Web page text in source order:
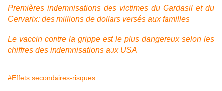
Premières indemnisations des victimes du Gardasil et du
Cervarix: des millions de dollars versés aux familles
Le vaccin contre la grippe est le plus dangereux selon les
chiffres des indemnisations aux USA
#Effets secondaires-risques